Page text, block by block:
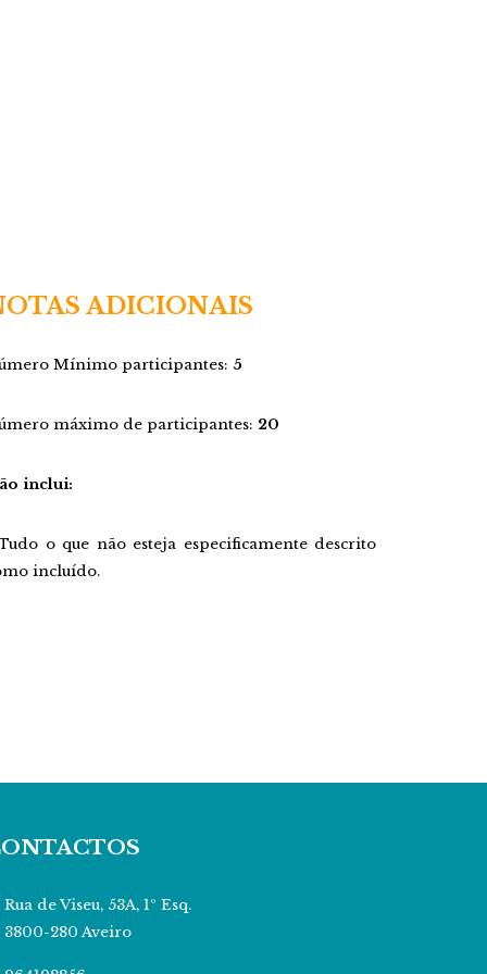
ADICIONAIS
Mínimo participantes: 5
máximo de participantes: 20
inclui:
o que não esteja especificamente descrito
incluído.
Rua de Viseu, 53A, 1º Esq.
3800-280 Aveiro